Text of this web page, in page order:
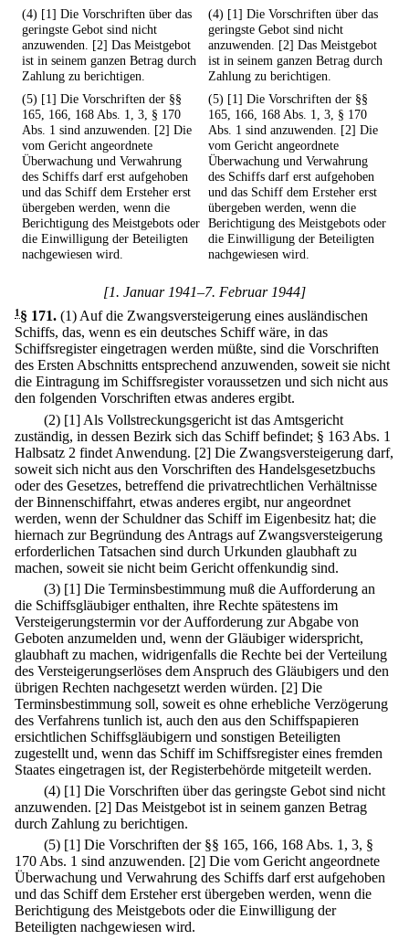
(4) [1] Die Vorschriften über das
geringste Gebot sind nicht
anzuwenden. [2] Das Meistgebot
ist in seinem ganzen Betrag durch
Zahlung zu berichtigen.
(4) [1] Die Vorschriften über das
geringste Gebot sind nicht
anzuwenden. [2] Das Meistgebot
ist in seinem ganzen Betrag durch
Zahlung zu berichtigen.
(5) [1] Die Vorschriften der §§
165, 166, 168 Abs. 1, 3, § 170
Abs. 1 sind anzuwenden. [2] Die
vom Gericht angeordnete
Überwachung und Verwahrung
des Schiffs darf erst aufgehoben
und das Schiff dem Ersteher erst
übergeben werden, wenn die
Berichtigung des Meistgebots oder
die Einwilligung der Beteiligten
nachgewiesen wird.
(5) [1] Die Vorschriften der §§
165, 166, 168 Abs. 1, 3, § 170
Abs. 1 sind anzuwenden. [2] Die
vom Gericht angeordnete
Überwachung und Verwahrung
des Schiffs darf erst aufgehoben
und das Schiff dem Ersteher erst
übergeben werden, wenn die
Berichtigung des Meistgebots oder
die Einwilligung der Beteiligten
nachgewiesen wird.
[1. Januar 1941–7. Februar 1944]
1§ 171. (1) Auf die Zwangsversteigerung eines ausländischen
Schiffs, das, wenn es ein deutsches Schiff wäre, in das
Schiffsregister eingetragen werden müßte, sind die Vorschriften
des Ersten Abschnitts entsprechend anzuwenden, soweit sie nicht
die Eintragung im Schiffsregister voraussetzen und sich nicht aus
den folgenden Vorschriften etwas anderes ergibt.
(2) [1] Als Vollstreckungsgericht ist das Amtsgericht
zuständig, in dessen Bezirk sich das Schiff befindet; § 163 Abs. 1
Halbsatz 2 findet Anwendung. [2] Die Zwangsversteigerung darf,
soweit sich nicht aus den Vorschriften des Handelsgesetzbuchs
oder des Gesetzes, betreffend die privatrechtlichen Verhältnisse
der Binnenschiffahrt, etwas anderes ergibt, nur angeordnet
werden, wenn der Schuldner das Schiff im Eigenbesitz hat; die
hiernach zur Begründung des Antrags auf Zwangsversteigerung
erforderlichen Tatsachen sind durch Urkunden glaubhaft zu
machen, soweit sie nicht beim Gericht offenkundig sind.
(3) [1] Die Terminsbestimmung muß die Aufforderung an
die Schiffsgläubiger enthalten, ihre Rechte spätestens im
Versteigerungstermin vor der Aufforderung zur Abgabe von
Geboten anzumelden und, wenn der Gläubiger widerspricht,
glaubhaft zu machen, widrigenfalls die Rechte bei der Verteilung
des Versteigerungserlöses dem Anspruch des Gläubigers und den
übrigen Rechten nachgesetzt werden würden. [2] Die
Terminsbestimmung soll, soweit es ohne erhebliche Verzögerung
des Verfahrens tunlich ist, auch den aus den Schiffspapieren
ersichtlichen Schiffsgläubigern und sonstigen Beteiligten
zugestellt und, wenn das Schiff im Schiffsregister eines fremden
Staates eingetragen ist, der Registerbehörde mitgeteilt werden.
(4) [1] Die Vorschriften über das geringste Gebot sind nicht
anzuwenden. [2] Das Meistgebot ist in seinem ganzen Betrag
durch Zahlung zu berichtigen.
(5) [1] Die Vorschriften der §§ 165, 166, 168 Abs. 1, 3, §
170 Abs. 1 sind anzuwenden. [2] Die vom Gericht angeordnete
Überwachung und Verwahrung des Schiffs darf erst aufgehoben
und das Schiff dem Ersteher erst übergeben werden, wenn die
Berichtigung des Meistgebots oder die Einwilligung der
Beteiligten nachgewiesen wird.